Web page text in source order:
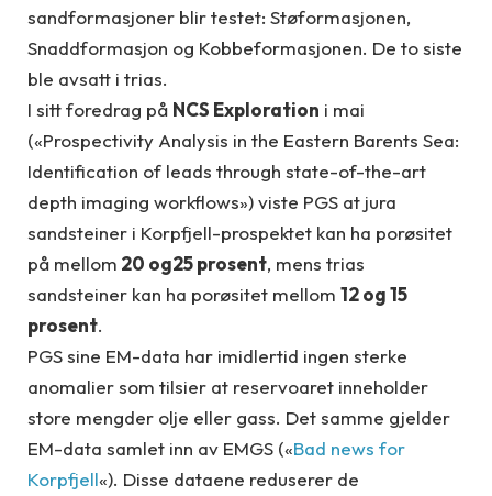
sandformasjoner blir testet: Støformasjonen,
Snaddformasjon og Kobbeformasjonen. De to siste
ble avsatt i trias.
I sitt foredrag på NCS Exploration i mai
(«Prospectivity Analysis in the Eastern Barents Sea:
Identification of leads through state-of-the-art
depth imaging workflows») viste PGS at jura
sandsteiner i Korpfjell-prospektet kan ha porøsitet
på mellom 20 og25 prosent, mens trias
sandsteiner kan ha porøsitet mellom 12 og 15
prosent.
PGS sine EM-data har imidlertid ingen sterke
anomalier som tilsier at reservoaret inneholder
store mengder olje eller gass. Det samme gjelder
EM-data samlet inn av EMGS («Bad news for
Korpfjell«). Disse dataene reduserer de